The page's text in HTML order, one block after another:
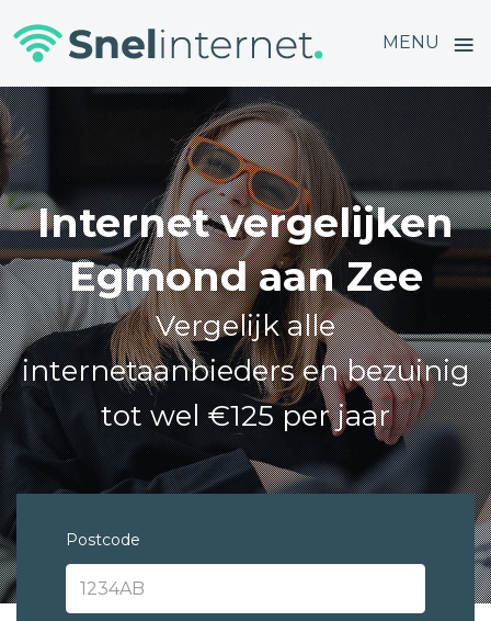
MENU ≡
Skip
to
content
Internet vergelijken
Egmond aan Zee
Vergelijk alle
internetaanbieders en bezuinig
tot wel €125 per jaar
Postcode